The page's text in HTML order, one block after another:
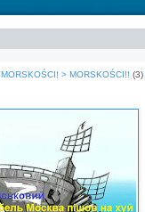
MORSKOŚCI! > MORSKOŚCI!! (3)